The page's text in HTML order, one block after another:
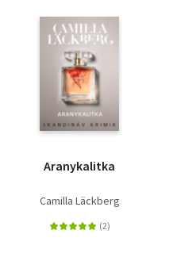
Aranykalitka
Camilla Läckberg